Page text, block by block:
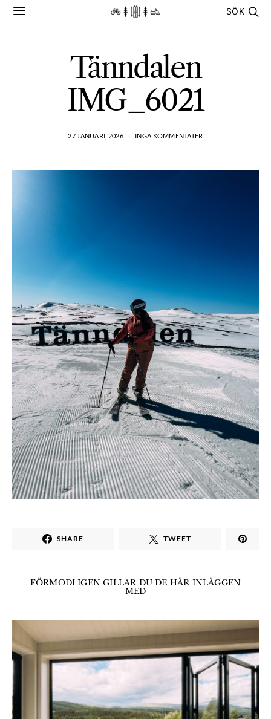
SÖK
Tänndalen
IMG_6021
27 JANUARI, 2026 INGA KOMMENTATER
SHARE TWEET
FÖRMODLIGEN GILLAR DU DE HÄR INLÄGGEN
MED